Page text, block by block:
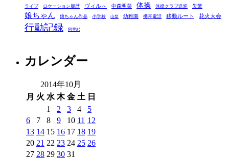
ライブ ロケーション履歴 ヴィル～ 中森明菜 体操 体操クラブ送迎 失業
娘ちゃん 娘ちゃん作品 小学校 山梨 幼稚園 携帯電話 移動ルート 花火大会
行動記録 阿里耶
カレンダー
2014年10月
月 火 水 木 金 土 日
1
2 3 4
5
6
7 8 9 10 11 12
13 14 15 16 17 18 19
20 21 22 23 24 25 26
27 28 29 30 31